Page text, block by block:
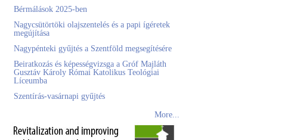
Bérmálások 2025-ben
Nagycsütörtöki olajszentelés és a papi ígéretek
megújítása
Nagypénteki gyűjtés a Szentföld megsegítésére
Beiratkozás és képességvizsga a Gróf Majláth
Gusztáv Károly Római Katolikus Teológiai
Líceumba
Szentírás-vasárnapi gyűjtés
More...